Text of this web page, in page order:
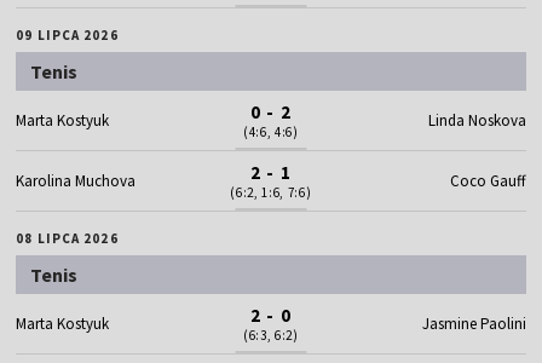
09 LIPCA 2026
Tenis
Marta Kostyuk 0 - 2
(4:6, 4:6)
Linda Noskova
Karolina Muchova 2 - 1
(6:2, 1:6, 7:6)
Coco Gauff
08 LIPCA 2026
Tenis
Marta Kostyuk 2 - 0
(6:3, 6:2)
Jasmine Paolini